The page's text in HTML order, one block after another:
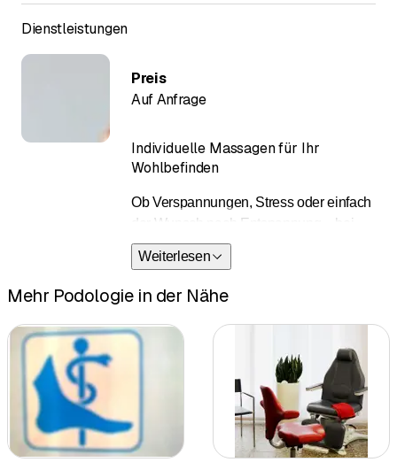
Dienstleistungen
Individuelle Massagen für Ihr
Wohlbefinden
Ob Verspannungen, Stress oder einfach
der Wunsch nach Entspannung – bei
Eidi Fankhauser sind Sie in guten
Händen. Mit gezielten
Massagebehandlungen lösen wir
und bringen Körper und Geist wieder ins
Gleichgewicht. Jede Behandlung wird
persönlich auf Sie abgestimmt – für
spürbare Erleichterung und neue
Weiterlesen
Preis
Auf Anfrage
Mehr Podologie in der Nähe